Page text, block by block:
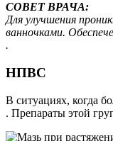
СОВЕТ ВРАЧА:
Для улучшения
ванночками.
.
НПВС
В ситуациях, когда
. Препараты этой